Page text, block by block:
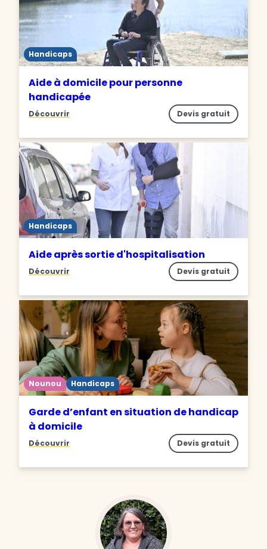
Handicaps
Aide à domicile pour personne
handicapée
Découvrir Devis gratuit
Handicaps
Aide après sortie d'hospitalisation
Découvrir Devis gratuit
Nounou Handicaps
Garde d’enfant en situation de handicap
à domicile
Découvrir Devis gratuit